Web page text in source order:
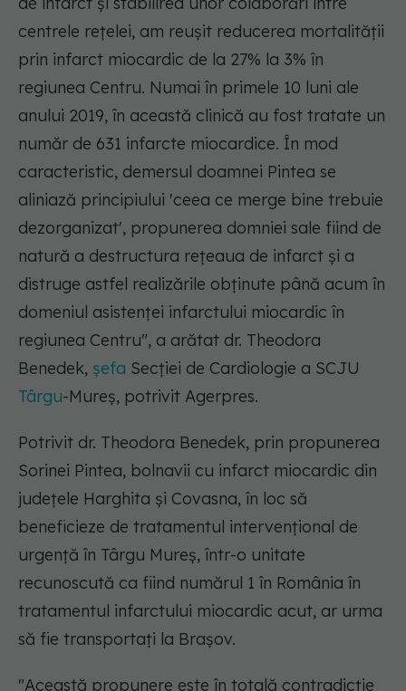
centrele reţelei, am reuşit reducerea mortalităţii
prin infarct miocardic de la 27% la 3% în
regiunea Centru. Numai în primele 10 luni ale
anului 2019, în această clinică au fost tratate un
număr de 631 infarcte miocardice. În mod
caracteristic, demersul doamnei Pintea se
aliniază principiului 'ceea ce merge bine trebuie
dezorganizat', propunerea domniei sale fiind de
natură a destructura reţeaua de infarct şi a
distruge astfel realizările obţinute până acum în
domeniul asistenţei infarctului miocardic în
regiunea Centru", a arătat dr. Theodora
Benedek, şefa Secţiei de Cardiologie a SCJU
Târgu-Mureş, potrivit Agerpres.
Potrivit dr. Theodora Benedek, prin propunerea
Sorinei Pintea, bolnavii cu infarct miocardic din
judeţele Harghita şi Covasna, în loc să
beneficieze de tratamentul intervenţional de
urgenţă în Târgu Mureş, într-o unitate
recunoscută ca fiind numărul 1 în România în
tratamentul infarctului miocardic acut, ar urma
să fie transportaţi la Braşov.
"Această propunere este în totală contradicţie